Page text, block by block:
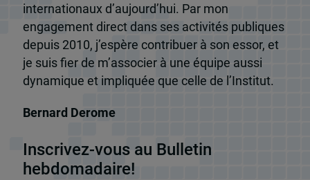
internationaux d’aujourd’hui. Par mon
engagement direct dans ses activités publiques
depuis 2010, j’espère contribuer à son essor, et
je suis fier de m’associer à une équipe aussi
dynamique et impliquée que celle de l’Institut.
Bernard Derome
Inscrivez-vous au Bulletin
hebdomadaire!